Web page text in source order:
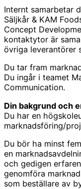
Internt samarbetar
Säljkår & KAM
Concept
kontaktytor är
övriga leverantörer
Du tar fram
Du ingår i teamet
Communication.
Din bakgrund och
Du har en
marknadsföring/
Du bör ha minst
en
och gedigen
genomföra
som beställare av